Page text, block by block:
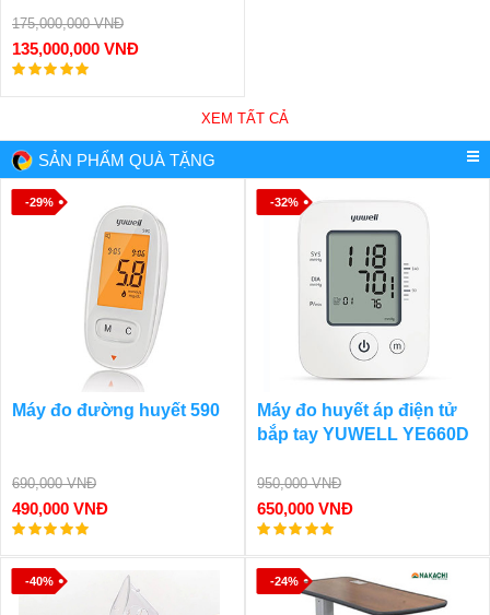
175,000,000 VNĐ
135,000,000 VNĐ
XEM TẤT CẢ
SẢN PHẨM QUÀ TẶNG
-29%
Máy đo đường huyết 590
690,000 VNĐ
490,000 VNĐ
-32%
Máy đo huyết áp điện tử
bắp tay YUWELL YE660D
950,000 VNĐ
650,000 VNĐ
-40% -24%